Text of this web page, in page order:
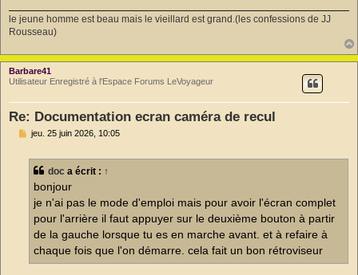
u
le jeune homme est beau mais le vieillard est grand.(les confessions de JJ
Rousseau)
Barbare41
Utilisateur Enregistré à l'Espace Forums LeVoyageur
Re: Documentation ecran caméra de recul
M
jeu. 25 juin 2026, 10:05
doc a écrit : ↑
bonjour
je n'ai pas le mode d'emploi mais pour avoir l'écran complet
pour l'arrière il faut appuyer sur le deuxième bouton à partir
de la gauche lorsque tu es en marche avant. et à refaire à
chaque fois que l'on démarre. cela fait un bon rétroviseur